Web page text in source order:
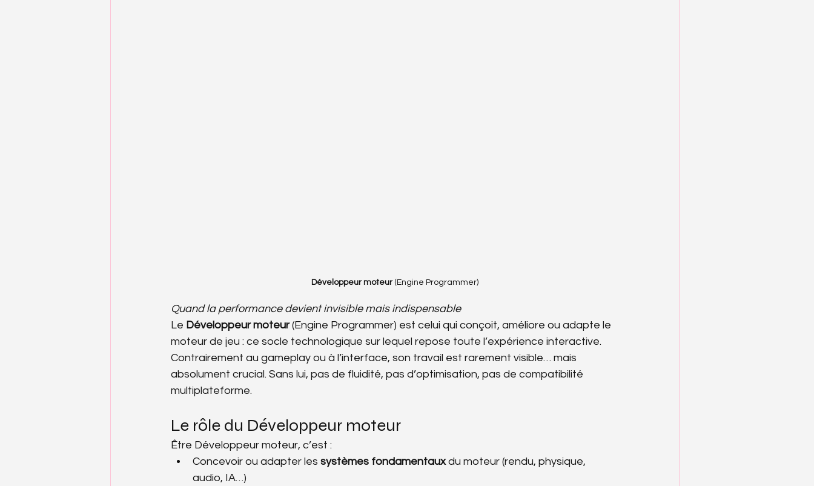
Développeur moteur (Engine Programmer)
Quand la performance devient invisible mais indispensable
Le Développeur moteur (Engine Programmer) est celui qui conçoit, améliore ou adapte le
moteur de jeu : ce socle technologique sur lequel repose toute l’expérience interactive.
Contrairement au gameplay ou à l’interface, son travail est rarement visible… mais
absolument crucial. Sans lui, pas de fluidité, pas d’optimisation, pas de compatibilité
multiplateforme.
Le rôle du Développeur moteur
Être Développeur moteur, c’est :
Concevoir ou adapter les systèmes fondamentaux du moteur (rendu, physique,
audio, IA…)